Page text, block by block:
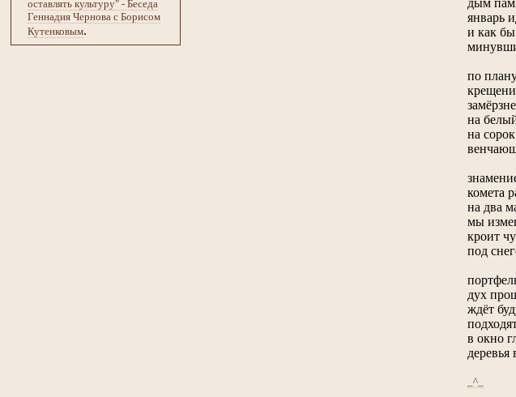
оставлять культуру" - Беседа
Геннадия Чернова с Борисом
Кутенковым.
январь
и как бы
по
на
на
комета
на два
мы
кроит
под
дух
ждёт
в окно
_^_